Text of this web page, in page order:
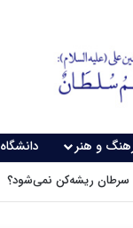
و هنر دانشگاه
سرطان ریشه‌کن نمی‌شود؟